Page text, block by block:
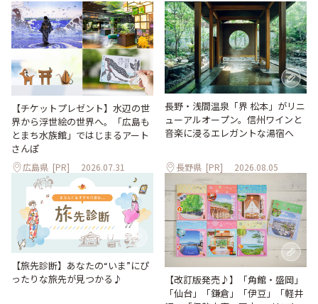
【チケットプレゼント】水辺の世
界から浮世絵の世界へ。「広島も
とまち水族館」ではじまるアート
さんぽ
広島県 [PR] 2026.07.31
長野・浅間温泉「界 松本」がリニ
ューアルオープン。信州ワインと
音楽に浸るエレガントな湯宿へ
長野県 [PR] 2026.08.05
【旅先診断】あなたの“いま”にぴ
ったりな旅先が見つかる♪
【改訂版発売♪】「角館・盛岡」
「仙台」「鎌倉」「伊豆」「軽井